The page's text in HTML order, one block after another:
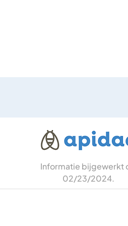
Informatie bijgewerkt
02/23/2024.